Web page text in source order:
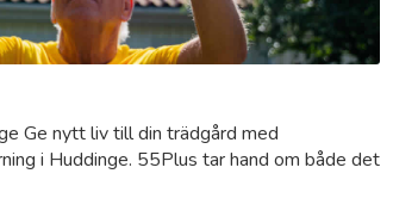
Ge nytt liv till din trädgård med
i Huddinge. 55Plus tar hand om både det